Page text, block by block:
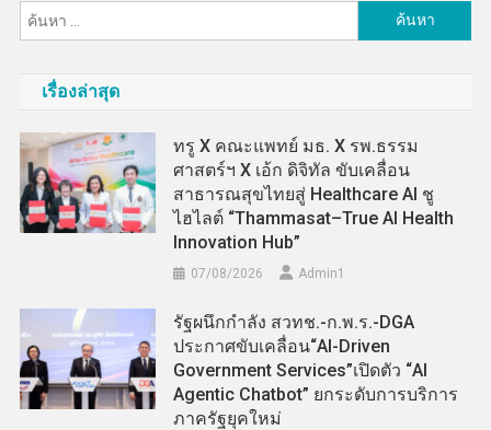
สำหรับ:
เรื่องล่าสุด
ทรู X คณะแพทย์ มธ. X รพ.ธรรม
ศาสตร์ฯ X เอ้ก ดิจิทัล ขับเคลื่อน
สาธารณสุขไทยสู่ Healthcare AI ชู
ไฮไลต์ “Thammasat–True AI Health
Innovation Hub”
07/08/2026 Admin​1
รัฐผนึกกำลัง สวทช.-ก.พ.ร.-DGA
ประกาศขับเคลื่อน“AI-Driven
Government Services”เปิดตัว “AI
Agentic Chatbot” ยกระดับการบริการ
ภาครัฐยุคใหม่